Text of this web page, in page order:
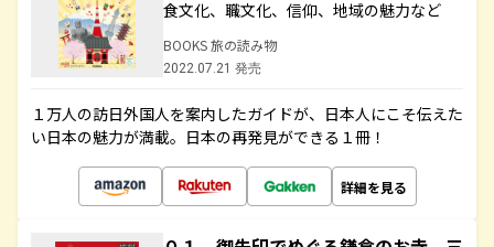
食文化、職文化、信仰、地域の魅力など
BOOKS 旅の読み物
2022.07.21 発売
１万人の訪日外国人を案内したガイドが、日本人にこそ伝えた
い日本の魅力が満載。日本の再発見ができる１冊！
詳細を見る